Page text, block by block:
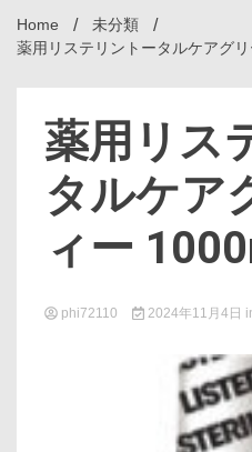
Home
未分類
薬用リステリントータルケアグ
薬用リス
タルケア
ィー
phi72110 2024年11月4日